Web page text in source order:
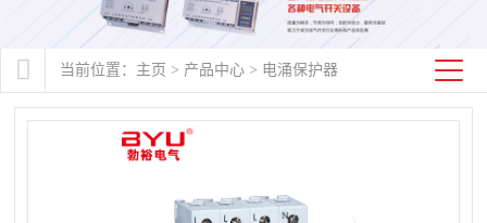
当前位置： 主页 > 产品中心 > 电涌保护器